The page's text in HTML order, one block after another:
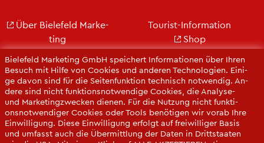
Bie­le­feld Mar­ke­ting GmbH spei­chert In­for­ma­tio­nen über Ihren
Be­such mit Hilfe von Coo­kies und an­de­ren Tech­no­lo­gi­en. Ei­ni­
ge davon sind für die Sei­ten­funk­ti­on tech­nisch not­wen­dig. An­
de­re sind nicht funk­ti­ons­not­wen­di­ge Coo­kies, die Ana­ly­se-
und Mar­ke­ting­zwe­cken die­nen. Für die Nut­zung nicht funk­ti­
ons­not­wen­di­ger Coo­kies oder Tools be­nö­ti­gen wir vorab Ihre
Ein­wil­li­gung. Diese Ein­wil­li­gung er­folgt auf frei­wil­li­ger Basis
und um­fasst auch die Über­mitt­lung der Daten in Dritt­staa­ten
Über Bie­le­feld Mar­ke­
ting
Kon­takt
Ge­schäfts­be­richt
Pres­se
Tou­rist-In­for­ma­ti­on
Shop
Bie­le­feld-Gut­schein
Web­cams